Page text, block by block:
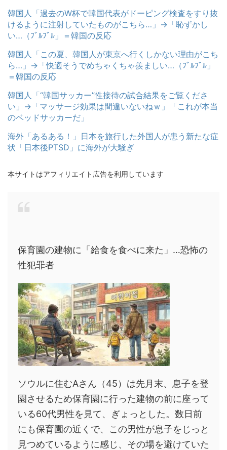
韓国人「過去のW杯で韓国代表がドーピング検査をすり抜
けるように注射していたものがこちら…」→「恥ずかし
い…（ﾌﾞﾙﾌﾞﾙ」＝韓国の反応
韓国人「この夏、韓国人が東京へ行くしかない理由がこち
ら…」→「快適そうでめちゃくちゃ羨ましい…（ﾌﾞﾙﾌﾞﾙ」
＝韓国の反応
韓国人「“韓国サッカー”性接待の試合結果をご覧くださ
い」→「マッサージ効果は間違いないねｗ」「これが本当
のベッドサッカーだ」
海外「あるある！」日本を旅行した外国人が患う新たな症
状「日本後PTSD」に海外が大騒ぎ
本サイトはアフィリエイト広告を利用しています
保育園の建物に「給食を食べに来た」…恐怖の
性犯罪者
ソウルに住むAさん（45）は先月末、息子を登
園させるため保育園に行った建物の前に座って
いる60代男性を見て、ぎょっとした。数日前
にも保育園の近くで、この男性が息子をじっと
見つめているように感じ、その場を避けていた